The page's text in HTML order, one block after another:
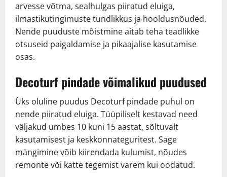
arvesse võtma, sealhulgas piiratud eluiga,
ilmastikutingimuste tundlikkus ja hooldusnõuded.
Nende puuduste mõistmine aitab teha teadlikke
otsuseid paigaldamise ja pikaajalise kasutamise
osas.
Decoturf pindade võimalikud puudused
Üks oluline puudus Decoturf pindade puhul on
nende piiratud eluiga. Tüüpiliselt kestavad need
väljakud umbes 10 kuni 15 aastat, sõltuvalt
kasutamisest ja keskkonnateguritest. Sage
mängimine võib kiirendada kulumist, nõudes
remonte või katte tegemist varem kui oodatud.